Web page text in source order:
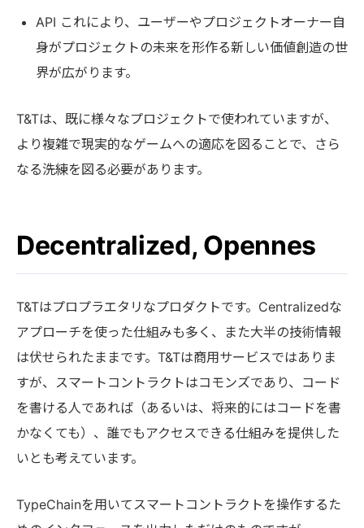
API これにより、ユーザーやプロジェクトオーナー自
身がプロジェクトの未来を形作る新しい価値創造の世
界が広がります。
T&Tは、既に様々なプロジェクトで使われていますが、
より複雑で現実的なゲームへの適応を図ることで、さら
なる洗練を図る必要があります。
Decentralized, Opennes
T&Tはプロプラエタリなプロダクトです。Centralizedな
アプローチを使った仕組みも多く、また大半の技術情報
は伏せられたままです。T&Tは商用サービスではありま
すが、スマートコントラクトはコモンズであり、コード
を書ける人であれば（あるいは、将来的にはコードを書
かなくても）、誰でもアクセスできる仕組みを提供した
いとも考えています。
TypeChainを用いてスマートコントラクトを操作するた